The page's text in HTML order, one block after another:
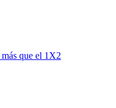
que el 1X2